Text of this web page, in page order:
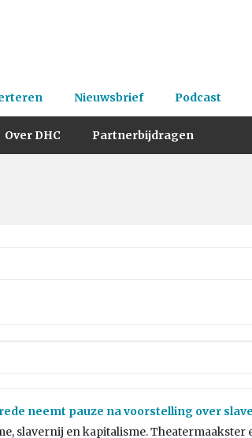
Nieuwsbrief Podcast
Over DHC Partnerbijdragen
neemt pauze na voorstelling over
slavernij en kapitalisme. Theatermaakster